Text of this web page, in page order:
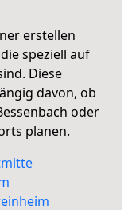
erstellen
speziell auf
Diese
davon, ob
oder
planen.